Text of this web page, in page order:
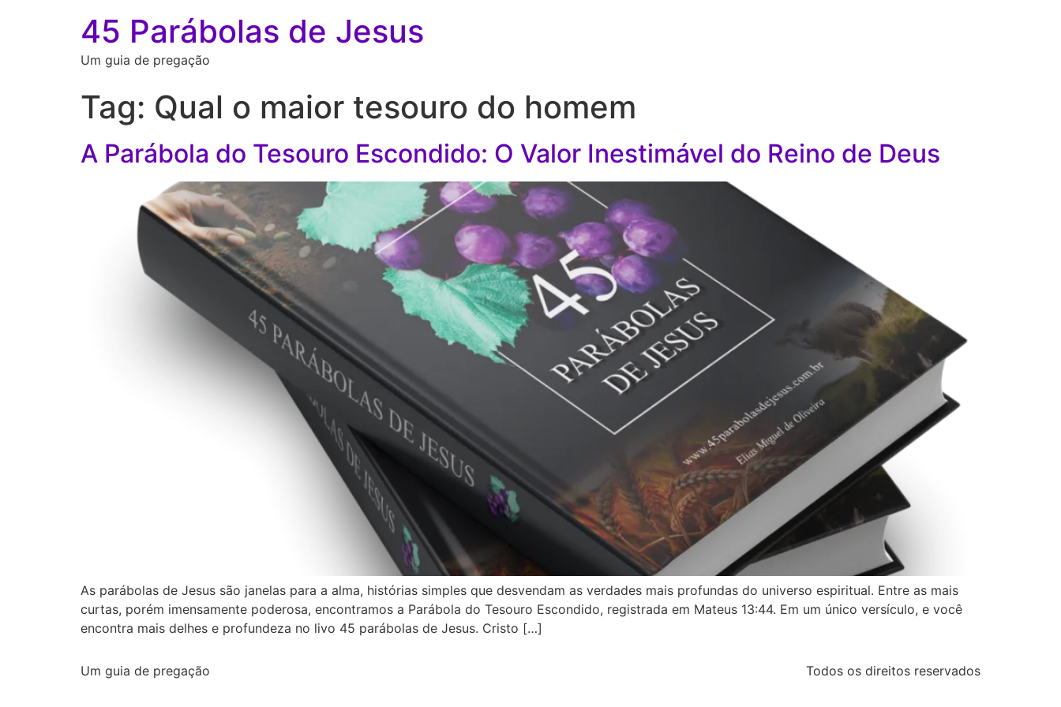
45 Parábolas de Jesus
Um guia de pregação
Tag: Qual o maior tesouro do homem
A Parábola do Tesouro Escondido: O Valor Inestimável do Reino de Deus
As parábolas de Jesus são janelas para a alma, histórias simples que desvendam as verdades mais profundas do universo espiritual. Entre as mais
curtas, porém imensamente poderosa, encontramos a Parábola do Tesouro Escondido, registrada em Mateus 13:44. Em um único versículo, e você
encontra mais delhes e profundeza no livo 45 parábolas de Jesus. Cristo […]
Um guia de pregação Todos os direitos reservados